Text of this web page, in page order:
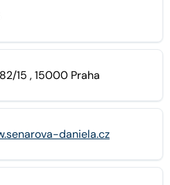
15 , 15000 Praha
daniela.cz